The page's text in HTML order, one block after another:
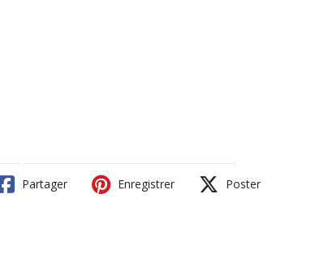
Partager Enregistrer Poster